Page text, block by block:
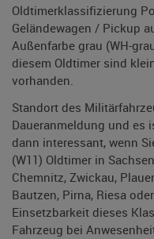
Oldtimerklassifizierung
Geländewagen / Pickup
Außenfarbe grau (WH-
diesem Oldtimer sind
vorhanden.
Standort des
Daueranmeldung und es
dann interessant, wenn
(W11) Oldtimer in
Chemnitz, Zwickau,
Bautzen, Pirna, Riesa
Einsetzbarkeit dieses
Fahrzeug bei